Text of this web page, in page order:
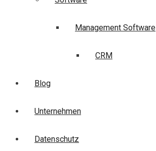
Management Software
CRM
Blog
Unternehmen
Datenschutz